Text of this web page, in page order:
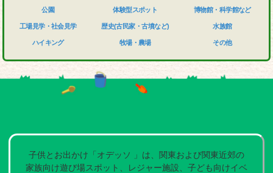
公園
工場見学・社会見学
ハイキング
体験型スポット
歴史(古民家・古墳など)
牧場・農場
博物館・科学館など
水族館
その他
子供とお出かけ「オデッソ 」は、関東および関東近郊の
家族向け遊び場スポット、レジャー施設、子ども向けイベ